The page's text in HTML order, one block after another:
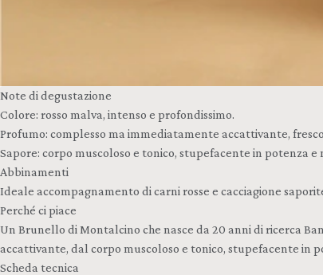
Note di degustazione
Colore: rosso malva, intenso e profondissimo.
Profumo: complesso ma immediatamente accattivante,
Sapore: corpo muscoloso e tonico, stupefacente in potenza
Abbinamenti
Ideale accompagnamento di carni rosse e cacciagione
Perché ci piace
Un Brunello di Montalcino che nasce da 20 anni di ricerca
accattivante, dal corpo muscoloso e tonico, stupefacente in
Scheda tecnica